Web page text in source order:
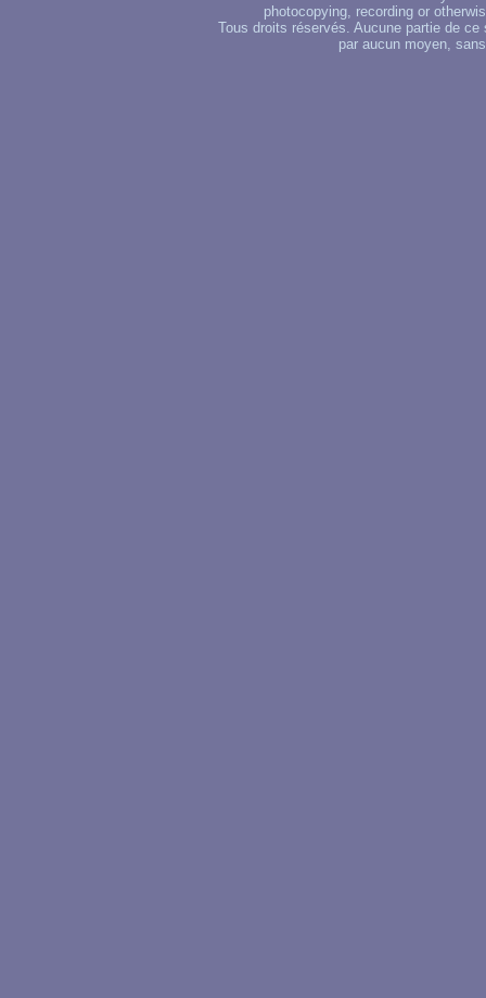
photocopying, recording or
Tous droits réservés. Aucune partie de
par aucun moyen,